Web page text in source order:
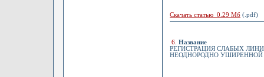
Скачать статью 0.29 Мб (.pdf)
6 Название
РЕГИСТРАЦИЯ СЛАБЫХ
НЕОДНОРОДНО УШИРЕННОЙ